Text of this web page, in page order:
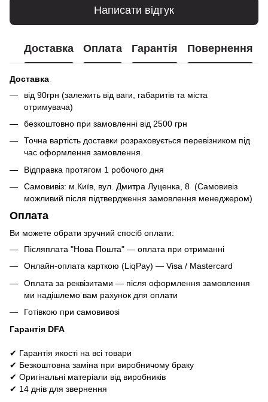
Написати відгук
Доставка Оплата Гарантія Повернення
Доставка
від 90грн (залежить від ваги, габаритів та міста
отримувача)
безкоштовно при замовленні від 2500 грн
Точна вартість доставки розраховується перевізником під
час оформлення замовлення.
Відправка протягом 1 робочого дня
Самовивіз: м.Київ, вул. Дмитра Луценка, 8 (Самовивіз
можливий після підтвердження замовлення менеджером)
Оплата
Ви можете обрати зручний спосіб оплати:
Післяплата "Нова Пошта" — оплата при отриманні
Онлайн-оплата карткою (LiqPay) — Visa / Mastercard
Оплата за реквізитами — після оформлення замовлення
ми надішлемо вам рахунок для оплати
Готівкою при самовивозі
Гарантія DFA
✔ Гарантія якості на всі товари
✔ Безкоштовна заміна при виробничому браку
✔ Оригінальні матеріали від виробників
✔ 14 днів для звернення